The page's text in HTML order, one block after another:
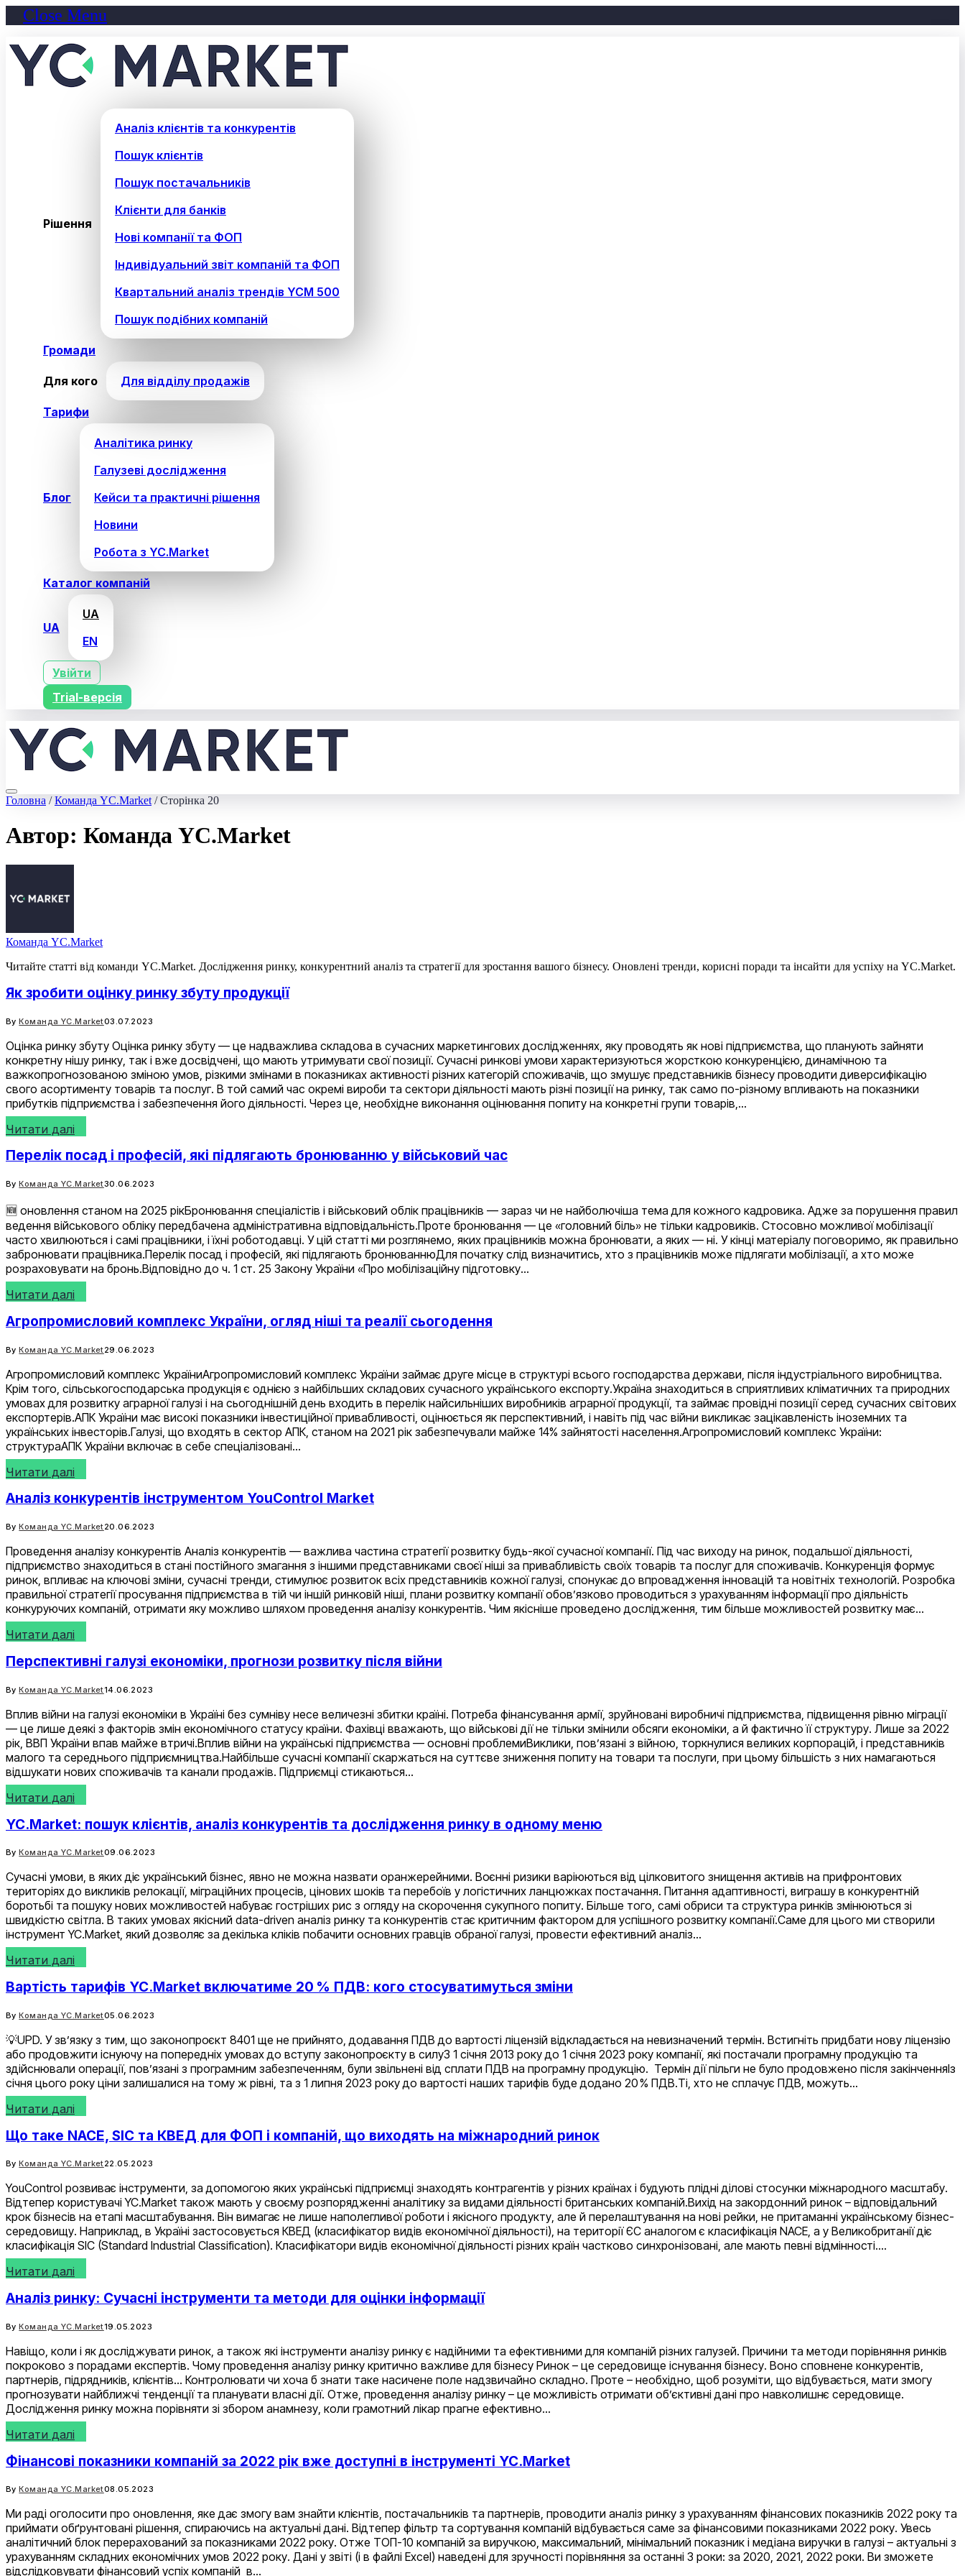
Close Menu
Рішення
Аналіз клієнтів та конкурентів
Пошук клієнтів
Пошук постачальників
Клієнти для банків
Нові компанії та ФОП
Індивідуальний звіт компаній та ФОП
Квартальний аналіз трендів YCM 500
Пошук подібних компаній
Громади
Для кого Для відділу продажів
Тарифи
Блог
Аналітика ринку
Галузеві дослідження
Кейси та практичні рішення
Новини
Робота з YC.Market
Каталог компаній
UA
UA
EN
Увійти
Trial-версія
Головна /Команда YC.Market /Сторінка 20
Автор: Команда YC.Market
Команда YC.Market
Читайте статті від команди YC.Market. Дослідження ринку, конкурентний аналіз та стратегії для зростання вашого бізнесу. Оновлені тренди, корисні поради та інсайти для успіху на YC.Market.
Як зробити оцінку ринку збуту продукції
By Команда YC.Market03.07.2023
Оцінка ринку збуту Оцінка ринку збуту — це надважлива складова в сучасних маркетингових дослідженнях, яку проводять як нові підприємства, що планують зайняти
конкретну нішу ринку, так і вже досвідчені, що мають утримувати свої позиції. Сучасні ринкові умови характеризуються жорсткою конкуренцією, динамічною та
важкопрогнозованою зміною умов, різкими змінами в показниках активності різних категорій споживачів, що змушує представників бізнесу проводити диверсифікацію
свого асортименту товарів та послуг. В той самий час окремі вироби та сектори діяльності мають різні позиції на ринку, так само по-різному впливають на показники
прибутків підприємства і забезпечення його діяльності. Через це, необхідне виконання оцінювання попиту на конкретні групи товарів,…
Читати далі
Перелік посад і професій, які підлягають бронюванню у військовий час
By Команда YC.Market30.06.2023
🆕 оновлення станом на 2025 рікБронювання спеціалістів і військовий облік працівників — зараз чи не найболючіша тема для кожного кадровика. Адже за порушення правил
ведення військового обліку передбачена адміністративна відповідальність.Проте бронювання — це «головний біль» не тільки кадровиків. Стосовно можливої мобілізації
часто хвилюються і самі працівники, і їхні роботодавці. У цій статті ми розглянемо, яких працівників можна бронювати, а яких — ні. У кінці матеріалу поговоримо, як правильно
забронювати працівника.Перелік посад і професій, які підлягають бронюваннюДля початку слід визначитись, хто з працівників може підлягати мобілізації, а хто може
розраховувати на бронь.Відповідно до ч. 1 ст. 25 Закону України «Про мобілізаційну підготовку…
Читати далі
Агропромисловий комплекс України, огляд ніші та реалії сьогодення
By Команда YC.Market29.06.2023
Агропромисловий комплекс УкраїниАгропромисловий комплекс України займає друге місце в структурі всього господарства держави, після індустріального виробництва.
Крім того, сільськогосподарська продукція є однією з найбільших складових сучасного українського експорту.Україна знаходиться в сприятливих кліматичних та природних
умовах для розвитку аграрної галузі і на сьогоднішній день входить в перелік найсильніших виробників аграрної продукції, та займає провідні позиції серед сучасних світових
експортерів.АПК України має високі показники інвестиційної привабливості, оцінюється як перспективний, і навіть під час війни викликає зацікавленість іноземних та
українських інвесторів.Галузі, що входять в сектор АПК, станом на 2021 рік забезпечували майже 14% зайнятості населення.Агропромисловий комплекс України:
структураАПК України включає в себе спеціалізовані…
Читати далі
Аналіз конкурентів інструментом YouControl Market
By Команда YC.Market20.06.2023
Проведення аналізу конкурентів Аналіз конкурентів — важлива частина стратегії розвитку будь-якої сучасної компанії. Під час виходу на ринок, подальшої діяльності,
підприємство знаходиться в стані постійного змагання з іншими представниками своєї ніші за привабливість своїх товарів та послуг для споживачів. Конкуренція формує
ринок, впливає на ключові зміни, сучасні тренди, стимулює розвиток всіх представників кожної галузі, спонукає до впровадження інновацій та новітніх технологій. Розробка
правильної стратегії просування підприємства в тій чи іншій ринковій ніші, плани розвитку компанії обов’язково проводиться з урахуванням інформації про діяльність
конкуруючих компаній, отримати яку можливо шляхом проведення аналізу конкурентів. Чим якісніше проведено дослідження, тим більше можливостей розвитку має…
Читати далі
Перспективні галузі економіки, прогнози розвитку після війни
By Команда YC.Market14.06.2023
Вплив війни на галузі економіки в Україні без сумніву несе величезні збитки країні. Потреба фінансування армії, зруйновані виробничі підприємства, підвищення рівню міграції
— це лише деякі з факторів змін економічного статусу країни. Фахівці вважають, що військові дії не тільки змінили обсяги економіки, а й фактично її структуру. Лише за 2022
рік, ВВП України впав майже втричі.Вплив війни на українські підприємства — основні проблемиВиклики, пов’язані з війною, торкнулися великих корпорацій, і представників
малого та середнього підприємництва.Найбільше сучасні компанії скаржаться на суттєве зниження попиту на товари та послуги, при цьому більшість з них намагаються
відшукати нових споживачів та канали продажів. Підприємці стикаються…
Читати далі
YC.Market: пошук клієнтів, аналіз конкурентів та дослідження ринку в одному меню
By Команда YC.Market09.06.2023
Сучасні умови, в яких діє український бізнес, явно не можна назвати оранжерейними. Воєнні ризики варіюються від цілковитого знищення активів на прифронтових
територіях до викликів релокації, міграційних процесів, цінових шоків та перебоїв у логістичних ланцюжках постачання. Питання адаптивності, виграшу в конкурентній
боротьбі та пошуку нових можливостей набуває гостріших рис з огляду на скорочення сукупного попиту. Більше того, самі обриси та структура ринків змінюються зі
швидкістю світла. В таких умовах якісний data-driven аналіз ринку та конкурентів стає критичним фактором для успішного розвитку компанії.Саме для цього ми створили
інструмент YC.Market, який дозволяє за декілька кліків побачити основних гравців обраної галузі, провести ефективний аналіз…
Читати далі
Вартість тарифів YC.Market включатиме 20 % ПДВ: кого стосуватимуться зміни
By Команда YC.Market05.06.2023
💡UPD. У зв’язку з тим, що законопроєкт 8401 ще не прийнято, додавання ПДВ до вартості ліцензій відкладається на невизначений термін. Встигніть придбати нову ліцензію
або продовжити існуючу на попередніх умовах до вступу законопроєкту в силуЗ 1 січня 2013 року до 1 січня 2023 року компанії, які постачали програмну продукцію та
здійснювали операції, пов’язані з програмним забезпеченням, були звільнені від сплати ПДВ на програмну продукцію. Термін дії пільги не було продовжено після закінченняІз
січня цього року ціни залишалися на тому ж рівні, та з 1 липня 2023 року до вартості наших тарифів буде додано 20 % ПДВ.Ті, хто не сплачує ПДВ, можуть…
Читати далі
Що таке NACE, SIC та КВЕД для ФОП і компаній, що виходять на міжнародний ринок
By Команда YC.Market22.05.2023
YouControl розвиває інструменти, за допомогою яких українські підприємці знаходять контрагентів у різних країнах і будують плідні ділові стосунки міжнародного масштабу.
Відтепер користувачі YC.Market також мають у своєму розпорядженні аналітику за видами діяльності британських компаній.Вихід на закордонний ринок – відповідальний
крок бізнесів на етапі масштабування. Він вимагає не лише наполегливої роботи і якісного продукту, але й перелаштування на нові рейки, не притаманні українському бізнес-
середовищу. Наприклад, в Україні застосовується КВЕД (класифікатор видів економічної діяльності), на території ЄС аналогом є класифікація NACE, а у Великобританії діє
класифікація SIC (Standard Industrial Classification). Класифікатори видів економічної діяльності різних країн частково синхронізовані, але мають певні відмінності.…
Читати далі
Аналіз ринку: Сучасні інструменти та методи для оцінки інформації
By Команда YC.Market19.05.2023
Навіщо, коли і як досліджувати ринок, а також які інструменти аналізу ринку є надійними та ефективними для компаній різних галузей. Причини та методи порівняння ринків
покроково з порадами експертів. Чому проведення аналізу ринку критично важливе для бізнесу Ринок – це середовище існування бізнесу. Воно сповнене конкурентів,
партнерів, підрядників, клієнтів… Контролювати чи хоча б знати таке насичене поле надзвичайно складно. Проте – необхідно, щоб розуміти, що відбувається, мати змогу
прогнозувати найближчі тенденції та планувати власні дії. Отже, проведення аналізу ринку – це можливість отримати об’єктивні дані про навколишнє середовище.
Дослідження ринку можна порівняти зі збором анамнезу, коли грамотний лікар прагне ефективно…
Читати далі
Фінансові показники компаній за 2022 рік вже доступні в інструменті YC.Market
By Команда YC.Market08.05.2023
Ми раді оголосити про оновлення, яке дає змогу вам знайти клієнтів, постачальників та партнерів, проводити аналіз ринку з урахуванням фінансових показників 2022 року та
приймати обґрунтовані рішення, спираючись на актуальні дані. Відтепер фільтр та сортування компаній відбувається саме за фінансовими показниками 2022 року. Увесь
аналітичний блок перерахований за показниками 2022 року. Отже ТОП-10 компаній за виручкою, максимальний, мінімальний показник і медіана виручки в галузі – актуальні з
урахуванням складних економічних умов 2022 року. Дані у звіті (і в файлі Excel) наведені для зручності порівняння за останні 3 роки: за 2020, 2021, 2022 роки. Ви зможете
відслідковувати фінансовий успіх компаній в…